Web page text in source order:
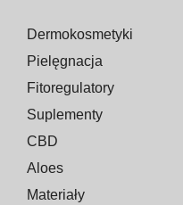
Dermokosmetyki
Pielęgnacja
Fitoregulatory
Suplementy
CBD
Aloes
Materiały